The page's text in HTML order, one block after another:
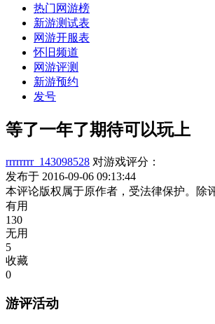
热门网游榜
新游测试表
网游开服表
怀旧频道
网游评测
新游预约
发号
等了一年了期待可以玩上
rrrrrrrr_143098528 对游戏评分：
发布于 2016-09-06 09:13:44
本评论版权属于原作者，受法律保护。除
有用
130
无用
5
收藏
0
游评活动